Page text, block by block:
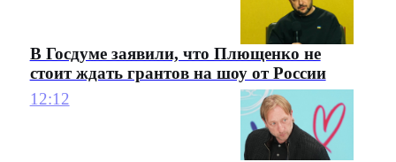
В Госдуме заявили, что Плющенко не
стоит ждать грантов на шоу от России
12:12